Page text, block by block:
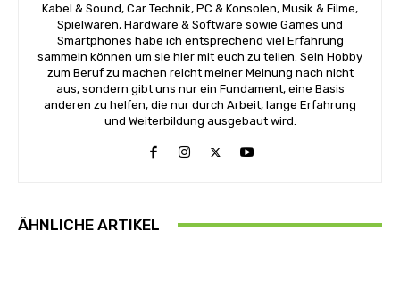
Kabel & Sound, Car Technik, PC & Konsolen, Musik & Filme,
Spielwaren, Hardware & Software sowie Games und
Smartphones habe ich entsprechend viel Erfahrung
sammeln können um sie hier mit euch zu teilen. Sein Hobby
zum Beruf zu machen reicht meiner Meinung nach nicht
aus, sondern gibt uns nur ein Fundament, eine Basis
anderen zu helfen, die nur durch Arbeit, lange Erfahrung
und Weiterbildung ausgebaut wird.
ÄHNLICHE ARTIKEL